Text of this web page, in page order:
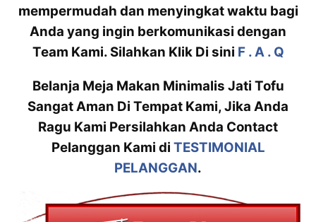
mempermudah dan menyingkat waktu bagi
Anda yang ingin berkomunikasi dengan
Team Kami. Silahkan Klik Di sini F . A . Q
Belanja Meja Makan Minimalis Jati Tofu
Sangat Aman Di Tempat Kami, Jika Anda
Ragu Kami Persilahkan Anda Contact
Pelanggan Kami di TESTIMONIAL
PELANGGAN.